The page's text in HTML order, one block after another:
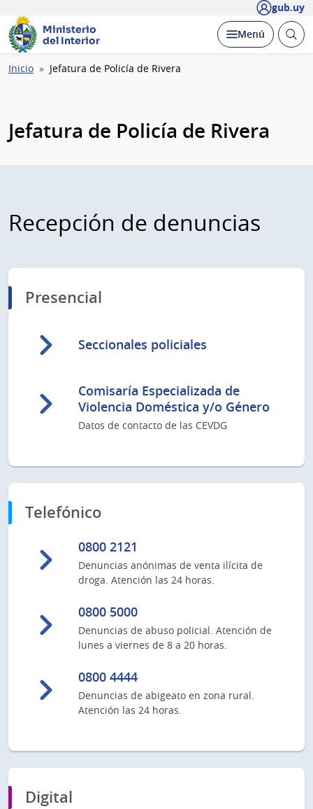
gub.uy
Ministerio
del Interior
Desplegar
Menú Abrir
Ruta
Inicio Jefatura de Policía de Rivera
Jefatura de Policía de Rivera
Recepción de denuncias
Presencial
Seccionales policiales
Comisaría Especializada de
Violencia Doméstica y/o Género
Datos de contacto de las CEVDG
Telefónico
0800 2121
Denuncias anónimas de venta ilícita de
droga. Atención las 24 horas.
0800 5000
Denuncias de abuso policial. Atención de
lunes a viernes de 8 a 20 horas.
0800 4444
Denuncias de abigeato en zona rural.
Atención las 24 horas.
Digital